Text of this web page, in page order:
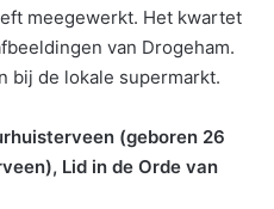
meegewerkt. Het kwartet
van Drogeham.
bij de lokale supermarkt.
(geboren 26
Lid in de Orde van